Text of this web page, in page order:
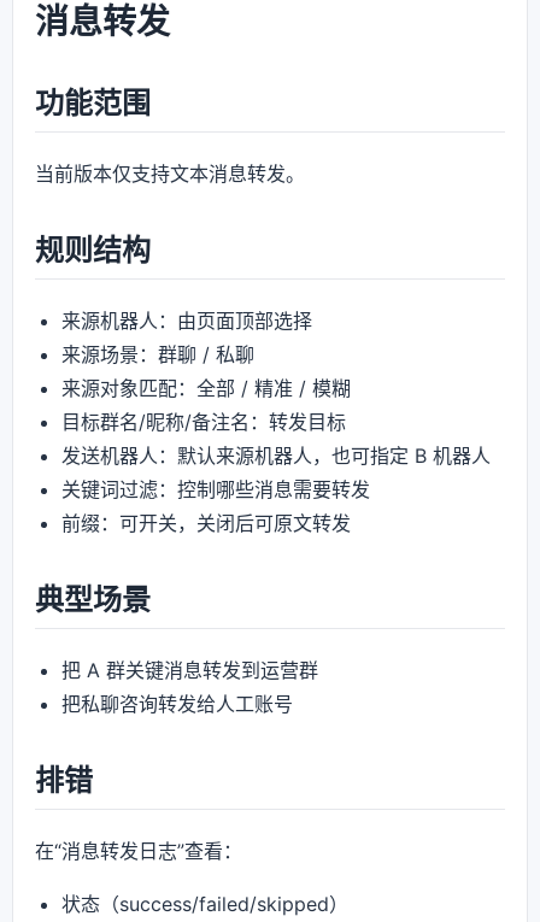
消息转发
功能范围
当前版本仅支持文本消息转发。
规则结构
来源机器人：由页面顶部选择
来源场景：群聊 / 私聊
来源对象匹配：全部 / 精准 / 模糊
目标群名/昵称/备注名：转发目标
发送机器人：默认来源机器人，也可指定 B 机器人
关键词过滤：控制哪些消息需要转发
前缀：可开关，关闭后可原文转发
典型场景
把 A 群关键消息转发到运营群
把私聊咨询转发给人工账号
排错
在“消息转发日志”查看：
状态（success/failed/skipped）